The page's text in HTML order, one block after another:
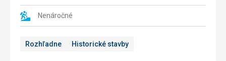
Nenáročné
Rozhľadne Historické stavby
profesionálmi
zdokonalenie
golfu
pomoci
tradičných
techník
berberskom